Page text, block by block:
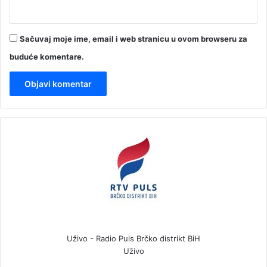
Sačuvaj moje ime, email i web stranicu u ovom browseru za
buduće komentare.
Uživo - Radio Puls Brčko distrikt BiH
Uživo